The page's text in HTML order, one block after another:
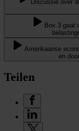
Discussie over
Box 3 gaat
Amerikaanse
en
Teilen